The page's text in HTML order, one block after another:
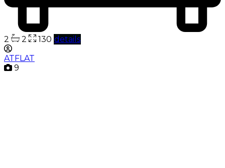
2 2 130 details
ATFLAT
9